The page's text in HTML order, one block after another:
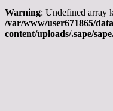
Warning: Undefined array
/var/www/user671865/
content/uploads/.sape/